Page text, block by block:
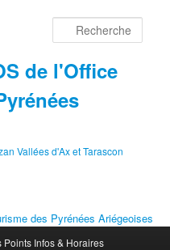
de l'Office
Vallées d'Ax et Tarascon
Points Infos & Horaires